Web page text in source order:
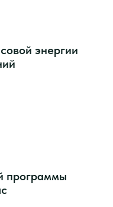
энергии
программы